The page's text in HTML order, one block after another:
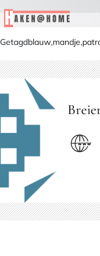
Getagdblauw,mandje,